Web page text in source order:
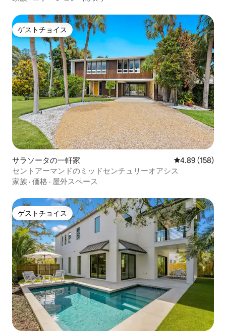
ゲストチョイス
ゲストチョイス
サラソータの一軒家 レビュー158
4.89 (158)
セントアーマンドのミッドセンチュリーオアシス
家族 · 価格 · 屋外スペース
ゲストチョイス
ゲストチョイス